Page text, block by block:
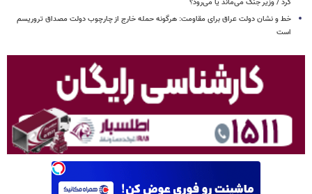
خط و نشان دولت عراق برای مقاومت: هرگونه حمله خارج از چارچوب دولت مصداق تروریسم
است